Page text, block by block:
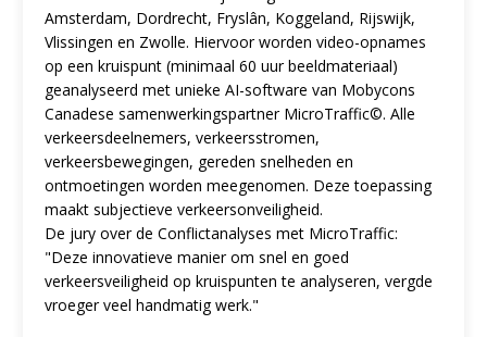
Amsterdam, Dordrecht, Fryslân, Koggeland, Rijswijk,
Vlissingen en Zwolle. Hiervoor worden video-opnames
op een kruispunt (minimaal 60 uur beeldmateriaal)
geanalyseerd met unieke AI-software van Mobycons
Canadese samenwerkingspartner MicroTraffic©. Alle
verkeersdeelnemers, verkeersstromen,
verkeersbewegingen, gereden snelheden en
ontmoetingen worden meegenomen. Deze toepassing
maakt subjectieve verkeersonveiligheid.
De jury over de Conflictanalyses met MicroTraffic:
"Deze innovatieve manier om snel en goed
verkeersveiligheid op kruispunten te analyseren, vergde
vroeger veel handmatig werk."